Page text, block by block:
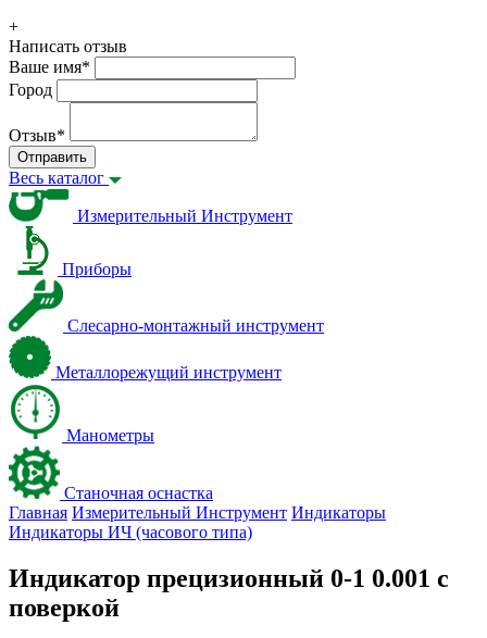
+
Написать отзыв
Ваше имя*
Город
Отзыв*
Отправить
Весь каталог
Измерительный Инструмент
Приборы
Слесарно-монтажный инструмент
Металлорежущий инструмент
Манометры
Станочная оснастка
Главная Измерительный Инструмент Индикаторы
Индикаторы ИЧ (часового типа)
Индикатор прецизионный 0-1 0.001 с
поверкой